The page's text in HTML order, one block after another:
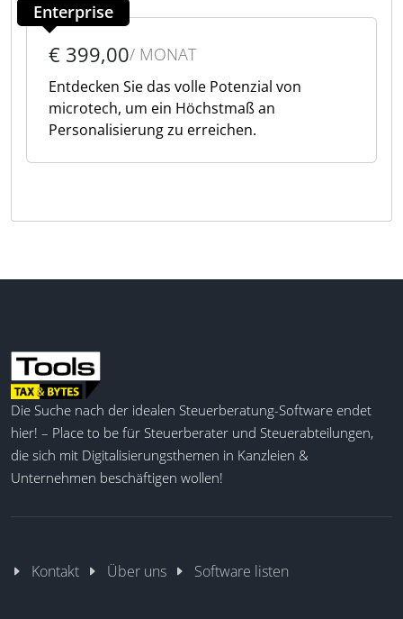
Enterprise
€ 399,00/ MONAT
Entdecken Sie das volle Potenzial von
microtech, um ein Höchstmaß an
Personalisierung zu erreichen.
Die Suche nach der idealen Steuerberatung-Software endet
hier! – Place to be für Steuerberater und Steuerabteilungen,
die sich mit Digitalisierungsthemen in Kanzleien &
Unternehmen beschäftigen wollen!
Kontakt Über uns Software listen